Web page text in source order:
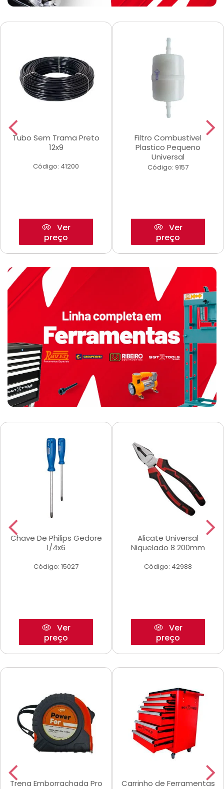
Tubo Sem Trama Preto
12x9
Código: 41200
Ver
preço
Filtro Combustivel
Plastico Pequeno
Universal
Código: 9157
Ver
preço
Chave De Philips Gedore
1/4x6
Código: 15027
Ver
preço
Alicate Universal
Niquelado 8 200mm
Código: 42988
Ver
preço
Trena Emborrachada Pro
Carrinho de Ferramentas